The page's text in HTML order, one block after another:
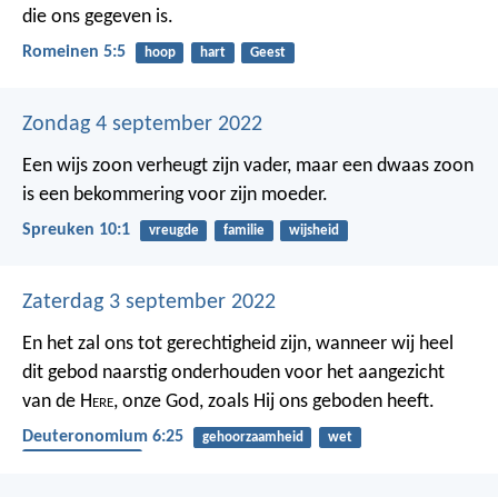
die ons gegeven is.
Romeinen 5:5 hoop hart Geest
Zondag 4 september 2022
Een wijs zoon verheugt zijn vader, maar een dwaas zoon
is een bekommering voor zijn moeder.
Spreuken 10:1 vreugde familie wijsheid
Zaterdag 3 september 2022
En het zal ons tot gerechtigheid zijn, wanneer wij heel
dit gebod naarstig onderhouden voor het aangezicht
van de Here, onze God, zoals Hij ons geboden heeft.
Deuteronomium 6:25 gehoorzaamheid
wet